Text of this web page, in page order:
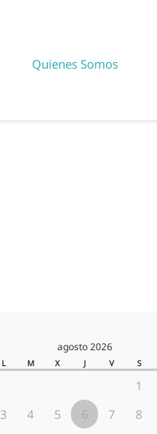
Quienes Somos
agosto 2026
L M X J V S
1
3
4 5 6 7 8